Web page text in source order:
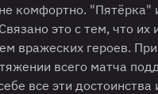
комфортно. "Пятёрка"
это с тем, что их
вражеских героев.
всего матча
все эти